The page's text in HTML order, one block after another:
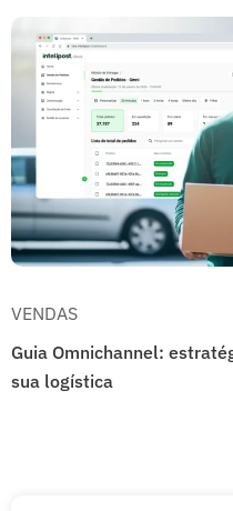
VENDAS
Guia Omnichannel:
sua logística